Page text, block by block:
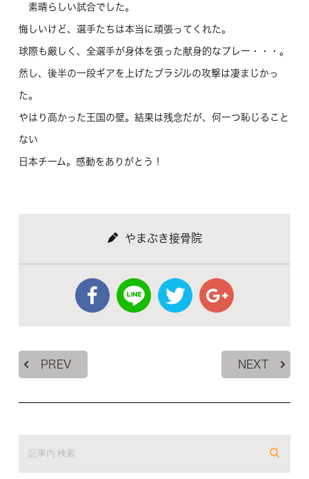
素晴らしい試合でした。
悔しいけど、選手たちは本当に頑張ってくれた。
球際も厳しく、全選手が身体を張った献身的なプレー・・・。
然し、後半の一段ギアを上げたブラジルの攻撃は凄まじかっ
た。
やはり高かった王国の壁。結果は残念だが、何一つ恥じること
ない
日本チーム。感動をありがとう！
やまぶき接骨院
PREV NEXT